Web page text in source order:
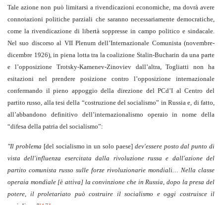
Tale azione non può limitarsi a rivendicazioni economiche, ma dovrà avere
connotazioni politiche parziali che saranno necessariamente democratiche,
come la rivendicazione di libertà soppresse in campo politico e sindacale.
Nel suo discorso al VII Plenum dell’Internazionale Comunista (novembre-
dicembre 1926), in piena lotta tra la coalizione Stalin-Bucharin da una parte
e l’opposizione Trotsky-Kamenev-Zinoviev dall’altra, Togliatti non ha
esitazioni nel prendere posizione contro l’opposizione internazionale
confermando il pieno appoggio della direzione del PCd’I al Centro del
partito russo, alla tesi della “costruzione del socialismo” in Russia e, di fatto,
all’abbandono definitivo dell’internazionalismo operaio in nome della
“difesa della patria del socialismo”:
"Il problema [del socialismo in un solo paese]dev'essere posto dal punto di
vista dell'influenza esercitata dalla rivoluzione russa e dall'azione del
partito comunista russo sulle forze rivoluzionarie mondiali… Nella classe
operaia mondiale [è attiva] la convinzione che in Russia, dopo la presa del
potere, il proletariato può costruire il socialismo e oggi costruisce il